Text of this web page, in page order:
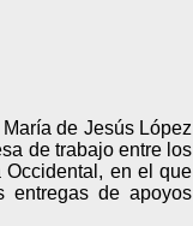
de Jesús López
de trabajo entre los
en el que
entregas de apoyos